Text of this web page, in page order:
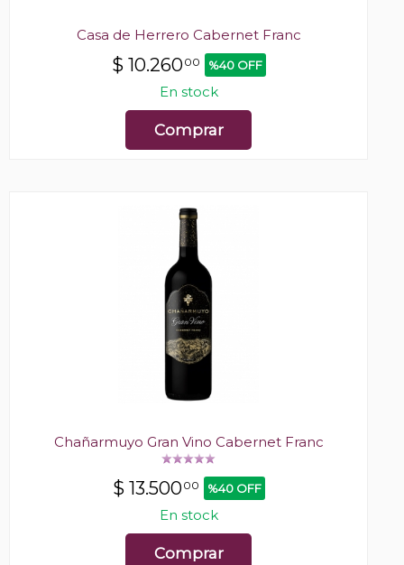
Casa de Herrero Cabernet Franc
$ 10.26000 %40 OFF
En stock
Comprar
Chañarmuyo Gran Vino Cabernet Franc
$ 13.50000 %40 OFF
En stock
Comprar